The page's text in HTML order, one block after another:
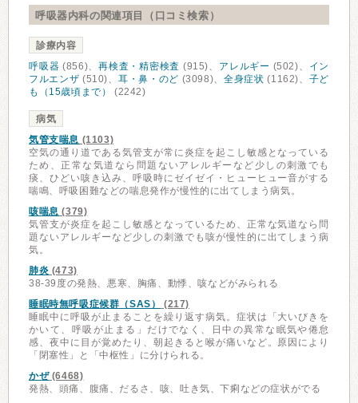
呼吸器内科の関連項目（口コミ検索）
診療内容
呼吸器 (856)、再検査・精密検査 (915)、 アレルギー (502)、 イン
フルエンザ (510)、 耳・鼻・のど (3098)、 全身症状 (1162)、 子ど
も（15歳頃まで）
(2242)
病気
気管支喘息 (1103)
空気の通り道である気管支が常に炎症を起こし敏感となっている
ため、正常な気道なら問題ないアレルギーなど少しの刺激でも
痰、ひどい咳き込み、呼吸時にゼイゼイ・ヒューヒュー音がする
喘鳴、呼吸困難などの喘息発作が慢性的に出てしまう病気。
咳喘息 (379)
気管支が炎症を起こし敏感となっているため、正常な気道なら問
題ないアレルギーなど少しの刺激でも咳が慢性的に出てしまう病
気。
肺炎 (473)
38-39度の発熱、悪寒、胸痛、動悸、咳などがみられる
睡眠時無呼吸症候群（SAS）
(217)
睡眠中に呼吸が止まることを繰り返す病気。症状は「大いびきを
かいて、呼吸が止まる」だけでなく、日中の異常な眠気や倦怠
感、夜中に目が覚めたり、朝起きると喉が痛いなど。原因により
「閉塞性」と「中枢性」に分けられる。
かぜ(6468)
発熱、頭痛、腹痛、だるさ、咳、吐き気、下痢などの症状がでる